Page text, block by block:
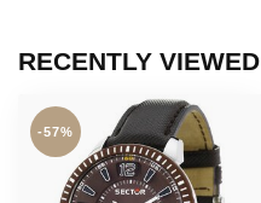
RECENTLY VIEWED
-57%